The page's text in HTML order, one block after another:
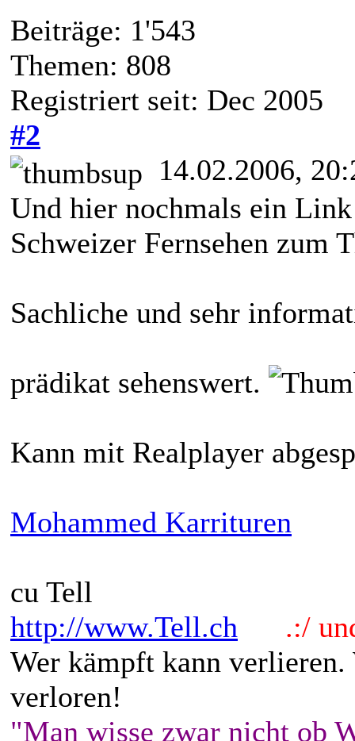
Beiträge: 1'543
Themen: 808
Registriert seit: Dec 2005
#2
14.02.2006,
Und hier nochmals ein
Schweizer Fernsehen zum
Sachliche und sehr
prädikat sehenswert.
Kann mit Realplayer
Mohammed Karrituren
cu Tell
http://www.Tell.ch
.:/
Wer kämpft kann
verloren!
"Man wisse zwar nicht ob